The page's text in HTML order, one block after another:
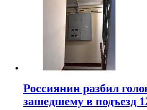
Россиянин разбил
зашедшему в подъезд